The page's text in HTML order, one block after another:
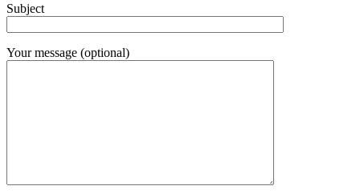
Subject
Your message (optional)